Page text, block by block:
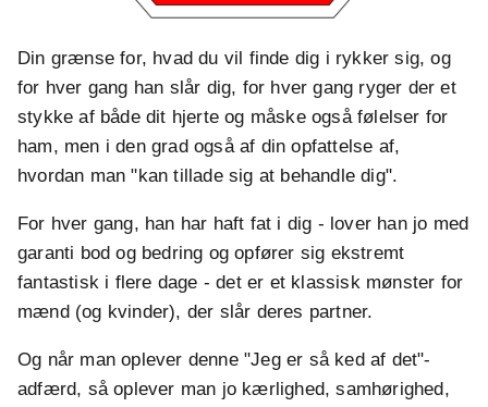
Din grænse for, hvad du vil finde dig i rykker sig, og
for hver gang han slår dig, for hver gang ryger der et
stykke af både dit hjerte og måske også følelser for
ham, men i den grad også af din opfattelse af,
hvordan man "kan tillade sig at behandle dig".
For hver gang, han har haft fat i dig - lover han jo med
garanti bod og bedring og opfører sig ekstremt
fantastisk i flere dage - det er et klassisk mønster for
mænd (og kvinder), der slår deres partner.
Og når man oplever denne "Jeg er så ked af det"-
adfærd, så oplever man jo kærlighed, samhørighed,